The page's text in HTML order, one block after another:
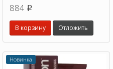
884 p
В корзину Отложить
Новинка